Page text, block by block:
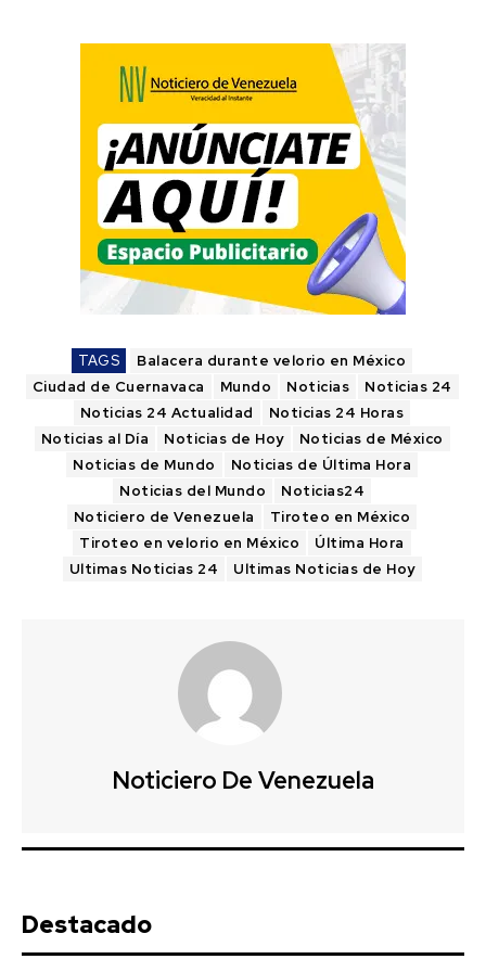
TAGS
Balacera durante velorio en México
Ciudad de Cuernavaca
Mundo Noticias
Noticias 24
Noticias 24 Actualidad
Noticias 24 Horas
Noticias al Día
Noticias de Hoy
Noticias de México
Noticias de Mundo
Noticias de Última Hora
Noticias del Mundo
Noticias24
Noticiero de Venezuela
Tiroteo en México
Tiroteo en velorio en México
Última Hora
Ultimas Noticias 24
Ultimas Noticias de Hoy
Noticiero De Venezuela
Destacado